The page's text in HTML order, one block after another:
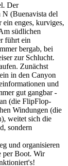
Der
(Buenavista del
ein enges, kurviges,
südlichen
führt ein
bergab, bei
zur Schlucht.
Zunächst
in den Canyon
und
gut gangbar -
(die FlipFlop-
Windungen (die
weitet sich die
sondern
und organisieren
per Boot. Wir